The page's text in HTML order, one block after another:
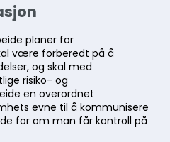
planer for
være forberedt på å
og skal med
risiko- og
en overordnet
evne til å kommunisere
for om man får kontroll på